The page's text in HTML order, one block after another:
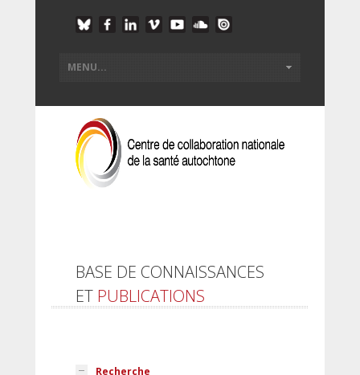
BASE DE CONNAISSANCES
ET PUBLICATIONS
Recherche